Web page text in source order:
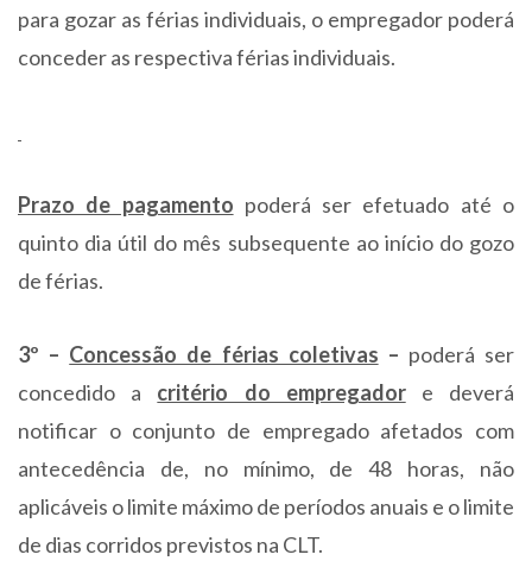
para gozar as férias individuais, o empregador poderá
conceder as respectiva férias individuais.
Prazo de pagamento poderá ser efetuado até o
quinto dia útil do mês subsequente ao início do gozo
de férias.
3º – Concessão de férias coletivas – poderá ser
concedido a critério do empregadore deverá
notificar o conjunto de empregado afetados com
antecedência de, no mínimo, de 48 horas, não
aplicáveis o limite máximo de períodos anuais e o limite
de dias corridos previstos na CLT.